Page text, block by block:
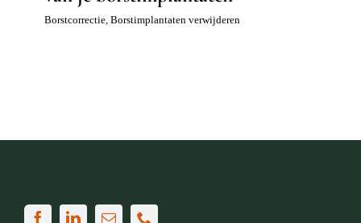
Borstcorrectie Borstimplantaten verwijderen